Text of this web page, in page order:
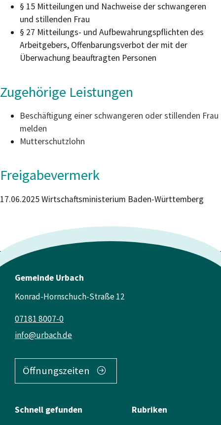
§ 15 Mitteilungen und Nachweise der schwangeren
und stillenden Frau
§ 27 Mitteilungs- und Aufbewahrungspflichten des
Arbeitgebers, Offenbarungsverbot der mit der
Überwachung beauftragten Personen
Zugehörige Leistungen
Beschäftigung einer schwangeren oder stillenden Frau
melden
Mutterschutzlohn
Freigabevermerk
17.06.2025 Wirtschaftsministerium Baden-Württemberg
Gemeinde Urbach
Konrad-Hornschuch-Straße 12
info@urbach.de
07181 8007-0
Öffnungszeiten
Schnell gefunden Rubriken